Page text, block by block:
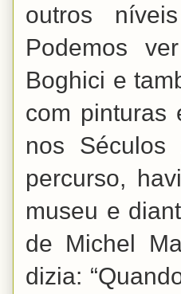
outros
Podemos
Boghici e
com pinturas
nos
percurso,
museu e
de Michel
dizia: